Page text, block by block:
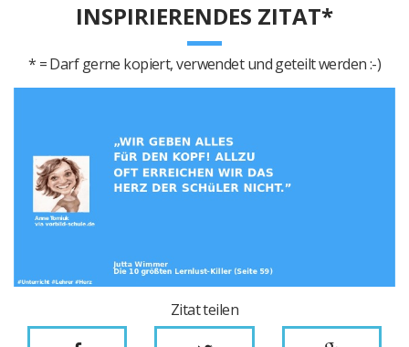
INSPIRIERENDES ZITAT*
* = Darf gerne kopiert, verwendet und geteilt werden :-)
Zitat teilen